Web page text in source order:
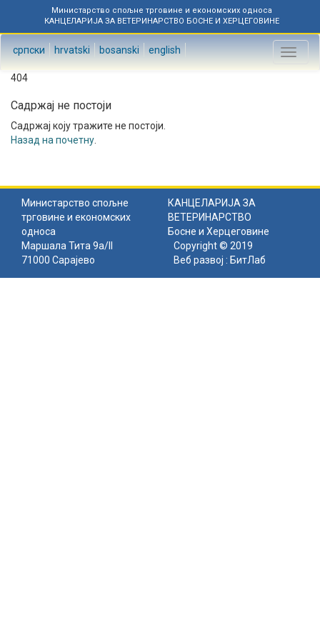
Министарство спољне трговине и економских односа
КАНЦЕЛАРИЈА ЗА ВЕТЕРИНАРСТВО БОСНЕ И ХЕРЦЕГОВИНЕ
српски hrvatski bosanski english
Toggle
404
Садржај не постоји
Садржај коју тражите не постоји.
Назад на почетну
Министарство спољне
трговине и економских
односа
КАНЦЕЛАРИЈА ЗА
ВЕТЕРИНАРСТВО
Босне и Херцеговине
Маршала Тита 9а/II
71000 Сарајево
Copyright © 2019
Веб развој : БитЛаб